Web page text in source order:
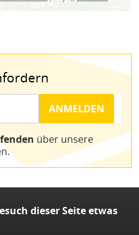
über unsere
dieser Seite etwas